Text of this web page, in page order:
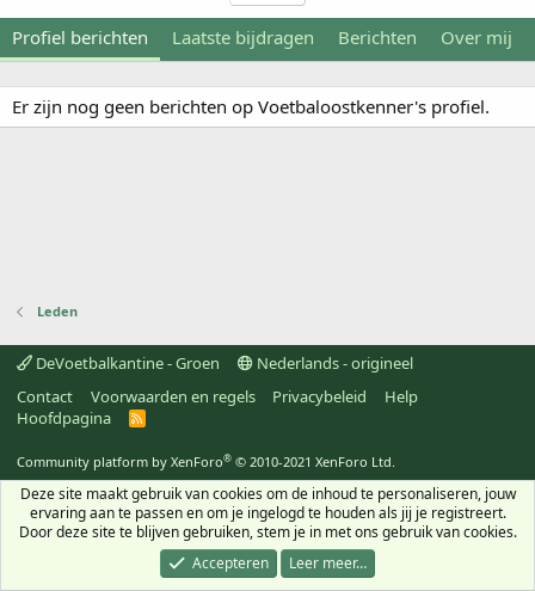
Profiel berichten Laatste bijdragen Berichten Over mij
Er zijn nog geen berichten op Voetbaloostkenner's profiel.
Leden
DeVoetbalkantine - Groen
Nederlands - origineel
Contact
Voorwaarden en regels Privacybeleid
Help
Hoofdpagina
R
Community platform by XenForo® © 2010-2021 XenForo Ltd.
Deze site maakt gebruik van cookies om de inhoud te personaliseren, jouw
ervaring aan te passen en om je ingelogd te houden als jij je registreert.
Door deze site te blijven gebruiken, stem je in met ons gebruik van cookies.
Accepteren
Leer meer…